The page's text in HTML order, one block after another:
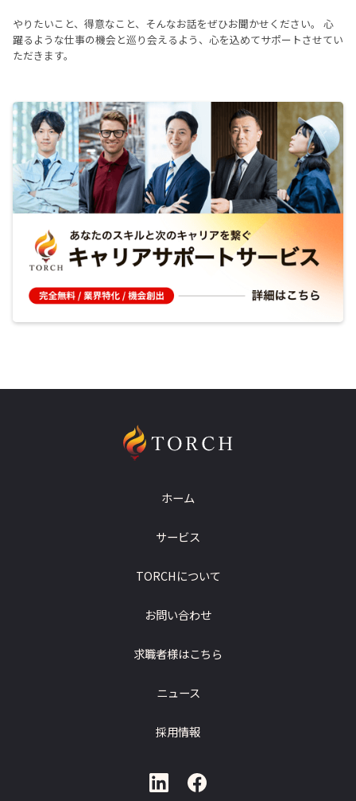
やりたいこと、得意なこと、そんなお話をぜひお聞かせください。 心
躍るような仕事の機会と巡り会えるよう、心を込めてサポートさせてい
ただきます。
ホーム
サービス
TORCHについて
お問い合わせ
求職者様はこちら
ニュース
採用情報